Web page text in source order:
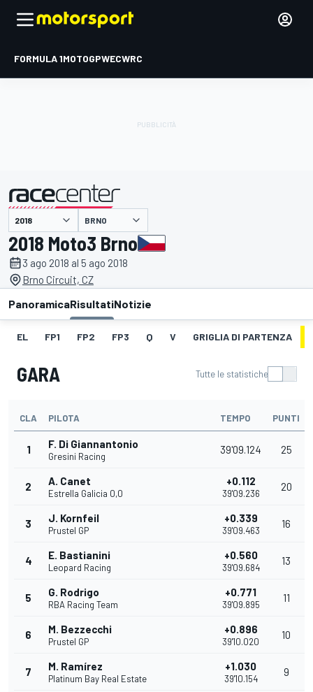
FORMULA 1MOTOGPWECWRC
presentato da BRNO
2018 Moto3 Brno
3 ago 2018 al 5 ago 2018
Brno Circuit, CZ
PanoramicaRisultatiNotizie
EL FP1 FP2 FP3 Q V GRIGLIA DI PARTENZA
GARA Tutte le statistiche
CLA PILOTA TEMPO PUNTI
1 F. Di Giannantonio
Gresini Racing
39'09.124 25
2 A. Canet
Estrella Galicia 0,0
+0.112
39'09.236
20
3 J. Kornfeil
Prustel GP
+0.339
39'09.463
16
4 E. Bastianini
Leopard Racing
+0.560
39'09.684
13
5 G. Rodrigo
RBA Racing Team
+0.771
39'09.895
11
6 M. Bezzecchi
Prustel GP
+0.896
39'10.020
10
7 M. Ramírez
Platinum Bay Real Estate
+1.030
39'10.154
9